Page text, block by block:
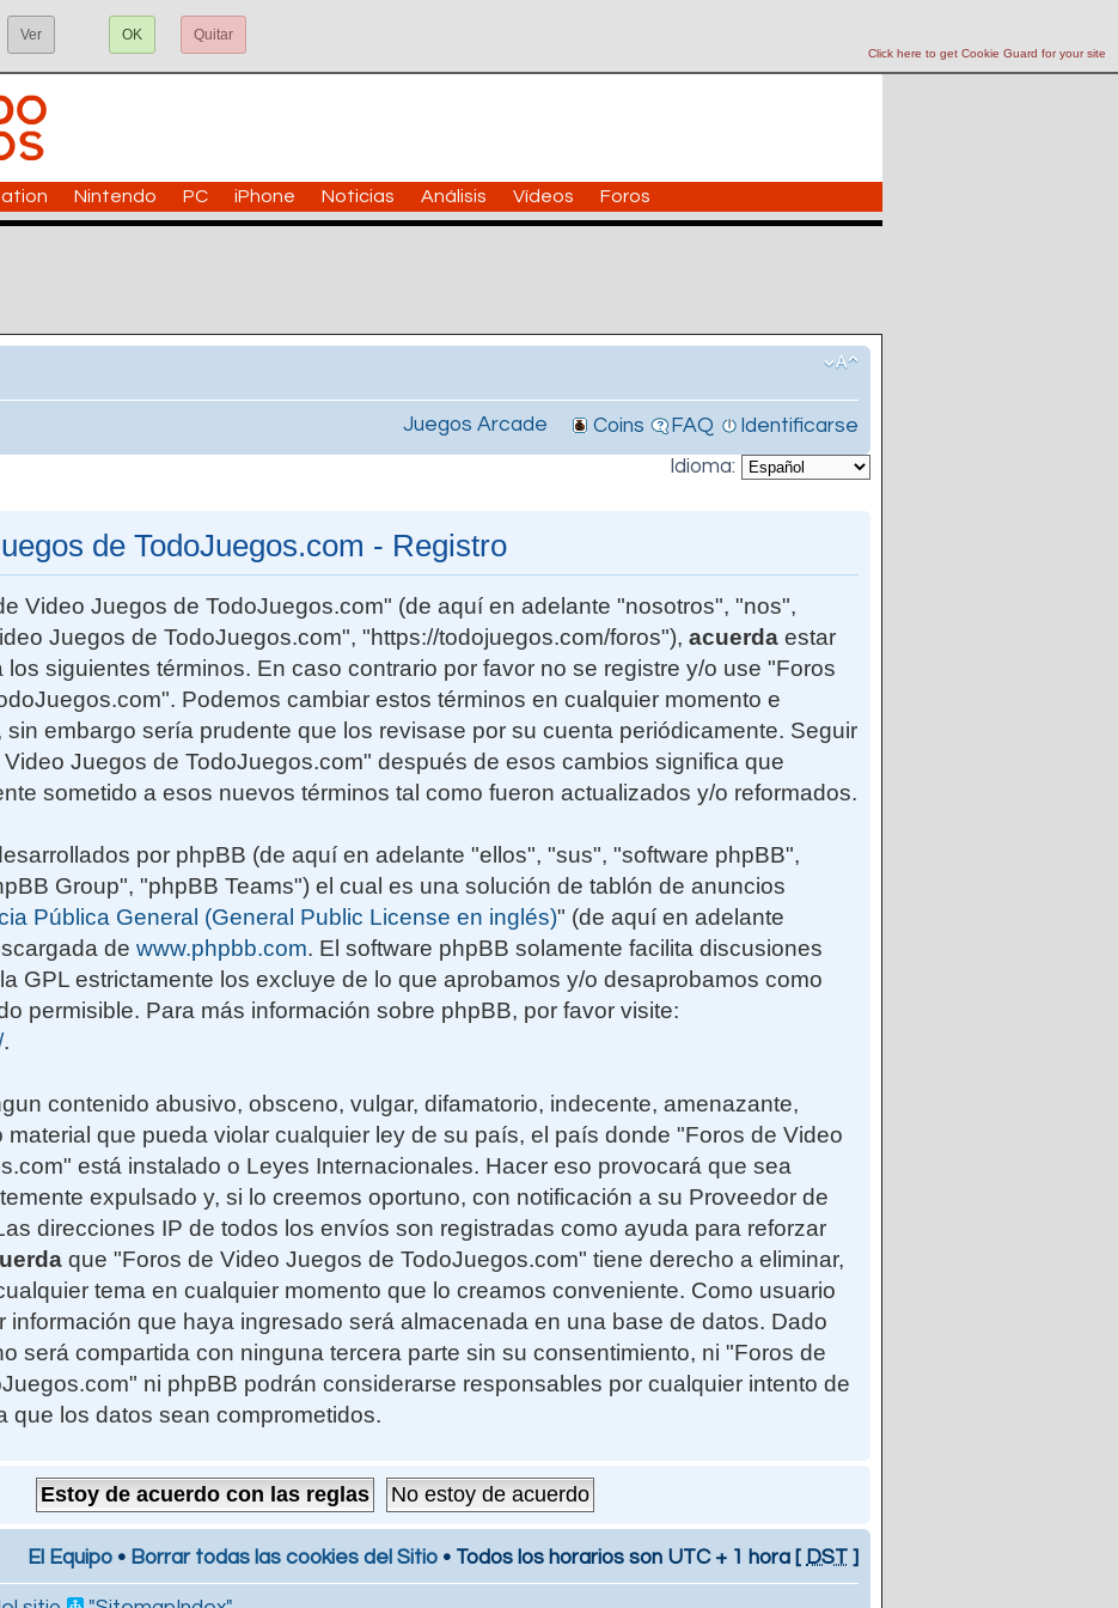
Click here to get Cookie Guard for your site
Ver OK Quitar
Nintendo PC iPhone Noticias Análisis Vídeos Foros
Juegos Arcade Coins FAQ
Identificarse
Idioma:
de TodoJuegos.com - Registro
Video Juegos de TodoJuegos.com" (de aquí en adelante "nosotros", "nos",
Juegos de TodoJuegos.com", "https://todojuegos.com/foros"), acuerda estar
los siguientes términos. En caso contrario por favor no se registre y/o use "Foros
Podemos cambiar estos términos en cualquier momento e
sin embargo sería prudente que los revisase por su cuenta periódicamente. Seguir
Juegos de TodoJuegos.com" después de esos cambios significa que
sometido a esos nuevos términos tal como fueron actualizados y/o reformados.
por phpBB (de aquí en adelante "ellos", "sus", "software phpBB",
Group", "phpBB Teams") el cual es una solución de tablón de anuncios
Pública General (General Public License en inglés)" (de aquí en adelante
de www.phpbb.com. El software phpBB solamente facilita discusiones
GPL estrictamente los excluye de lo que aprobamos y/o desaprobamos como
permisible. Para más información sobre phpBB, por favor visite:
.
contenido abusivo, obsceno, vulgar, difamatorio, indecente, amenazante,
material que pueda violar cualquier ley de su país, el país donde "Foros de Video
está instalado o Leyes Internacionales. Hacer eso provocará que sea
expulsado y, si lo creemos oportuno, con notificación a su Proveedor de
direcciones IP de todos los envíos son registradas como ayuda para reforzar
que "Foros de Video Juegos de TodoJuegos.com" tiene derecho a eliminar,
tema en cualquier momento que lo creamos conveniente. Como usuario
información que haya ingresado será almacenada en una base de datos. Dado
será compartida con ninguna tercera parte sin su consentimiento, ni "Foros de
ni phpBB podrán considerarse responsables por cualquier intento de
que los datos sean comprometidos.
El Equipo • Borrar todas las cookies del Sitio • Todos los horarios son UTC + 1 hora [ DST ]